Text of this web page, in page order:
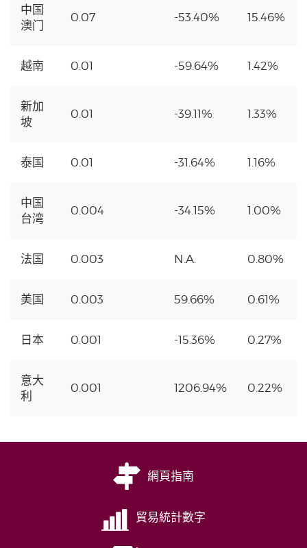
中国
澳门
0.07 -53.40% 15.46%
越南 0.01 -59.64% 1.42%
新加
坡
0.01 -39.11% 1.33%
泰国 0.01 -31.64% 1.16%
中国
台湾
0.004 -34.15% 1.00%
法国 0.003 N.A. 0.80%
美国 0.003 59.66% 0.61%
日本 0.001 -15.36% 0.27%
意大
利
0.001 1206.94% 0.22%
網頁指南
貿易統計數字